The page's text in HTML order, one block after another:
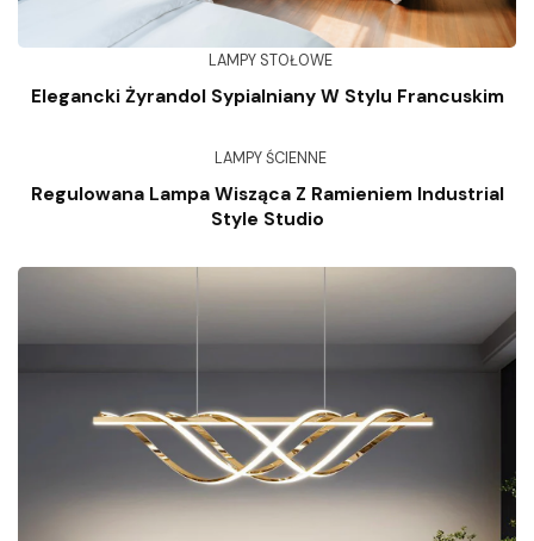
LAMPY STOŁOWE
Elegancki Żyrandol Sypialniany W Stylu Francuskim
LAMPY ŚCIENNE
Regulowana Lampa Wisząca Z Ramieniem Industrial
Style Studio